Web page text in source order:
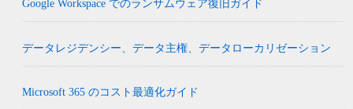
Google Workspace でのランサムウェア復旧ガイド
データレジデンシー、データ主権、データローカリゼーション
Microsoft 365 のコスト最適化ガイド